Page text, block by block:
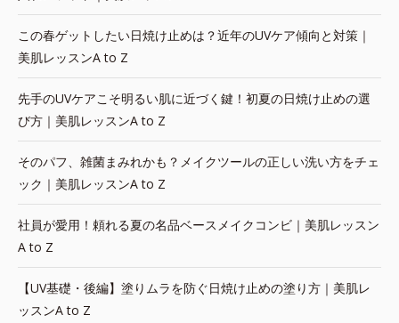
この春ゲットしたい日焼け止めは？近年のUVケア傾向と対策｜
美肌レッスンA to Z
先手のUVケアこそ明るい肌に近づく鍵！初夏の日焼け止めの選
び方｜美肌レッスンA to Z
そのパフ、雑菌まみれかも？メイクツールの正しい洗い方をチェ
ック｜美肌レッスンA to Z
社員が愛用！頼れる夏の名品ベースメイクコンビ｜美肌レッスン
A to Z
【UV基礎・後編】塗りムラを防ぐ日焼け止めの塗り方｜美肌レ
ッスンA to Z